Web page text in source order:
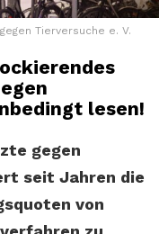
Tierversuche e. V.
lesen!
gegen
seit Jahren die
von